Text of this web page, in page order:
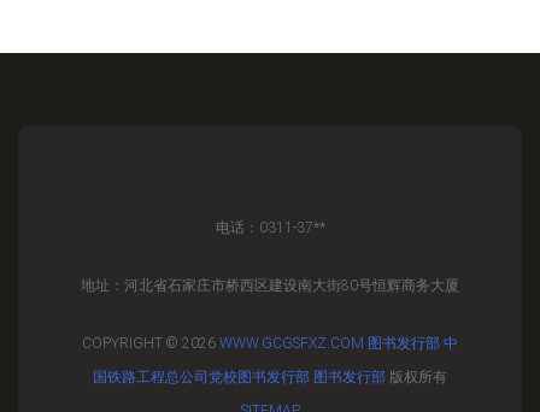
电话：0311-37**
地址：河北省石家庄市桥西区建设南大街80号恒辉商务大厦
COPYRIGHT © 2026 WWW.GCGSFXZ.COM 图书发行部 中
国铁路工程总公司党校图书发行部 图书发行部 版权所有